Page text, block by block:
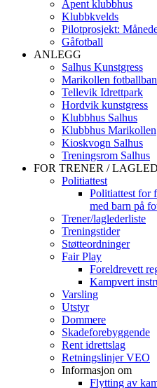
Åpent klubbhus
Klubbkvelds
Pilotprosjekt:
Gåfotball
ANLEGG
Salhus Kunstgress
Marikollen
Tellevik Idrettpark
Hordvik kunstgress
Klubbhus Salhus
Klubbhus Marikollen
Kioskvogn Salhus
Treningsrom Salhus
FOR TRENER /
Politiattest
Politiattest for
med barn på
Trener/laglederliste
Treningstider
Støtteordninger
Fair Play
Foreldrevett
Kampvert
Varsling
Utstyr
Dommere
Skadeforebyggende
Rent idrettslag
Retningslinjer VEO
Informasjon om
Flytting av